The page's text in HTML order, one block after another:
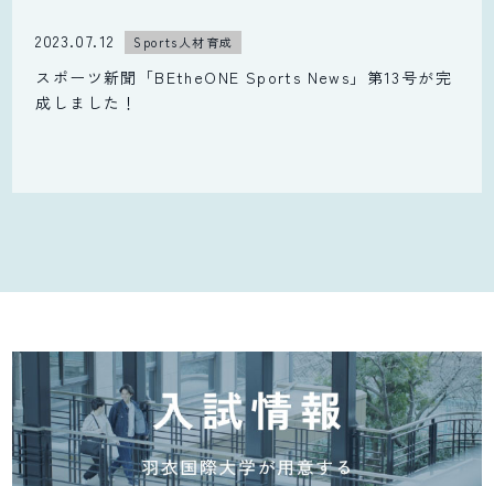
2023.07.12 Sports人材育成
スポーツ新聞「BEtheONE Sports News」第13号が完
成しました！